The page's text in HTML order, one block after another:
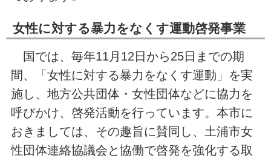
女性に対する暴力をなくす運動啓発事業
国では、毎年11月12日から25日までの期
間、「女性に対する暴力をなくす運動」を実
施し、地方公共団体・女性団体などに協力を
呼びかけ、啓発活動を行っています。本市に
おきましては、その趣旨に賛同し、土浦市女
性団体連絡協議会と協働で啓発を強化する取